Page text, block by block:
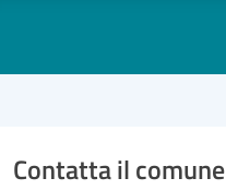
Contatta il comune